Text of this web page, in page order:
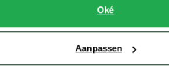
Oké
Aanpassen